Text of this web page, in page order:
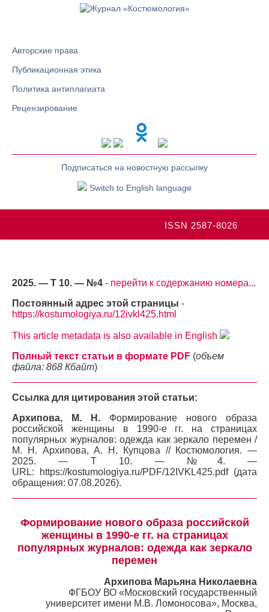
Авторские права
Публикационная этика
Политика антиплагиата
Рецензирование
Подписаться на новостную рассылку
Switch to English language
ISSN 2587-8026
2025. — Т 10. — №4 - перейти к содержанию номера...
Постоянный адрес этой страницы -
https://kostumologiya.ru/12ivkl425.html
This article metadata is also available in English
Полный текст статьи в формате PDF (объем
файла: 868 Кбайт)
Ссылка для цитирования этой статьи:
Архипова, М. Н. Формирование нового образа
российской женщины в 1990-е гг. на страницах
популярных журналов: одежда как зеркало перемен /
М. Н. Архипова, А. Н. Купцова // Костюмология. —
2025. — Т 10. — №4. —
URL: https://kostumologiya.ru/PDF/12IVKL425.pdf (дата
обращения: 07.08.2026).
Формирование нового образа российской
женщины в 1990-е гг. на страницах
популярных журналов: одежда как зеркало
перемен
Архипова Марьяна Николаевна
ФГБОУ ВО «Московский государственный
университет имени М.В. Ломоносова», Москва,